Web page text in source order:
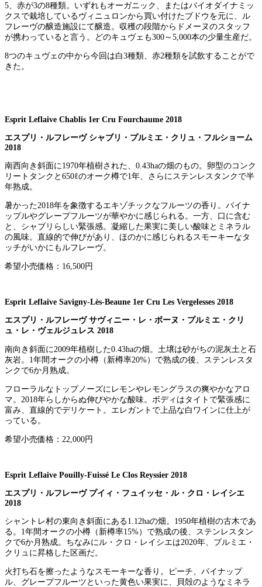
5、赤が3の8種類。いずれもオーガニック、またはバイオダイナミッ
クスで栽培しているヴィニュロンから買い付けたブドウを元に、ル
フレーヴの醸造施設にて醸造。収穫の段階からドメーヌのスタッフ
が携わっていると言う。どのキュヴェも300～5,000本の少量生産だ。
8つのキュヴェの中から今回は白3種類、赤2種類を試飲することがで
きた。
Esprit Leflaive Chablis 1er Cru Fourchaume 2018
エスプリ・ルフレーヴ シャブリ・プルミエ・クリュ・フルショーム
2018
南西向き斜面に1970年植樹された、0.43haの畑のもの。卵型のコンク
リートタンクと650ℓのオーク樽で1年、さらにステンレスタンクで半
年熟成。
暑かった2018年を象徴するエキゾチックなフルーツの香り。パイナ
ップルやグレープフルーツが華やかに感じられる。一方、口に含む
と、シャブリらしい緊張感。凝縮した果実に美しい酸味とミネラル
の風味。直線的で伸びがあり、ほのかに感じられるスモーキーなタ
ッチがいかにもルフレーヴ。
希望小売価格：16,500円
Esprit Leflaive Savigny-Lès-Beaune 1er Cru Les Vergelesses 2018
エスプリ・ルフレーヴ サヴィニー・レ・ボーヌ・プルミエ・クリ
ュ・レ・ヴェルジュレス 2018
南向き斜面に2009年植樹した0.43haの畑。土壌は砂がちの泥灰土と石
灰岩。1年間オークの小樽（新樽率20%）で熟成の後、ステンレスタ
ンクで6か月熟成。
フローラルなトップノーズにレモンやレモングラスの爽やかなアロ
マ。2018年らしからぬ伸びやかな酸味。ボディはタイトで緊張感に
富み、直線的でデリケート。エレガントで上品な白ワインに仕上が
っている。
希望小売価格：22,000円
Esprit Leflaive Pouilly-Fuissé Le Clos Reyssier 2018
エスプリ・ルフレーヴ プイィ・フュイッセ・ル・クロ・レイシエ
2018
シャントレ村の東向き斜面にある1.12haの畑。1950年植樹の古木であ
る。1年間オークの小樽（新樽率15%）で熟成の後、ステンレスタン
クで6か月熟成。ちなみにル・クロ・レイシエは2020年、プルミエ・
クリュに昇格した区画だ。
火打ち石を擦ったようなスモーキーな香り。ピーチ、パイナップ
ル、グレープフルーツといった黄色い果実に、貝殻のようなミネラ